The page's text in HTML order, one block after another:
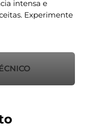
intensa e
Experimente